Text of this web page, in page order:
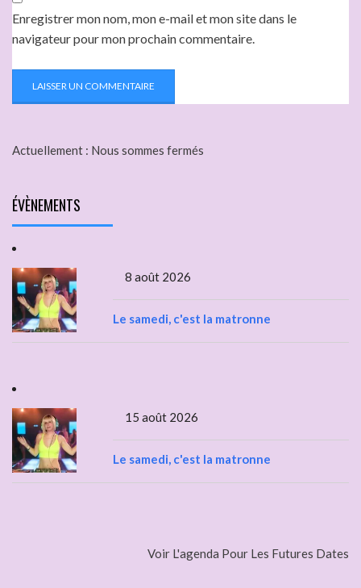
Enregistrer mon nom, mon e-mail et mon site dans le
navigateur pour mon prochain commentaire.
Actuellement : Nous sommes fermés
ÉVÈNEMENTS
8 août 2026
Le samedi, c'est la matronne
15 août 2026
Le samedi, c'est la matronne
Voir L'agenda Pour Les Futures Dates